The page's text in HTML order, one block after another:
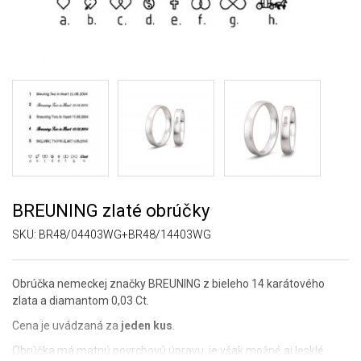
BREUNING zlaté obrúčky
SKU: BR48/04403WG+BR48/14403WG
Obrúčka nemeckej značky BREUNING z bieleho 14 karátového
zlata a diamantom 0,03 Ct.
Cena je uvádzaná za jeden kus
Obrúčka má matnú povrchovú úpravu, je však možné aj lesklé